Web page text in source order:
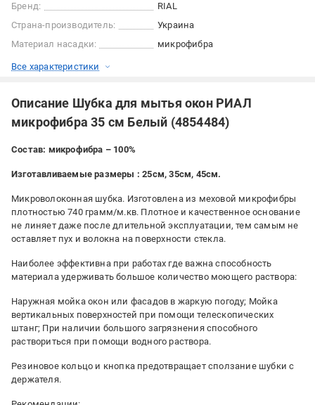
Бренд:
RIAL
Страна-производитель:
Украина
Материал насадки:
микрофибра
Все характеристики
Описание Шубка для мытья окон РИАЛ
микрофибра 35 см Белый (4854484)
Состав: микрофибра – 100%
Изготавливаемые размеры : 25см, 35см, 45см.
Микроволоконная шубка. Изготовлена из меховой микрофибры
плотностью 740 грамм/м.кв. Плотное и качественное основание
не линяет даже после длительной эксплуатации, тем самым не
оставляет пух и волокна на поверхности стекла.
Наиболее эффективна при работах где важна способность
материала удерживать большое количество моющего раствора:
Наружная мойка окон или фасадов в жаркую погоду; Мойка
вертикальных поверхностей при помощи телескопических
штанг; При наличии большого загрязнения способного
раствориться при помощи водного раствора.
Резиновое кольцо и кнопка предотвращает сползание шубки с
держателя.